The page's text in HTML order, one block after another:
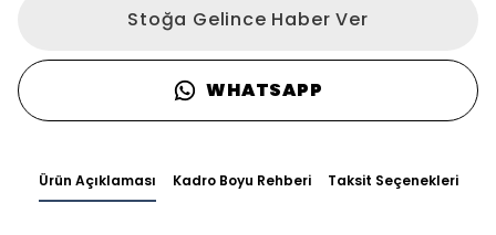
Stoğa Gelince Haber Ver
WHATSAPP
Ürün Açıklaması Kadro Boyu Rehberi Taksit Seçenekleri